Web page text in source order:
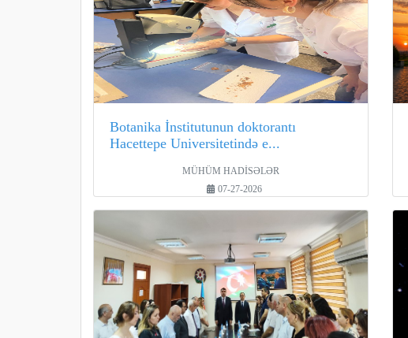
Botanika İnstitutunun doktorantı
Hacettepe Universitetində e...
MÜHÜM HADİSƏLƏR
07-27-2026